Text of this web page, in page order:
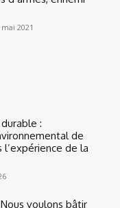
mai 2021
:
de
l’expérience de la
voulons bâtir